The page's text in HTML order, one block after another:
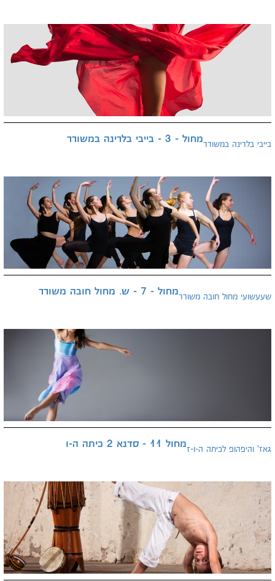
מחול - 3 - בייבי בלרינה במשוררבייבי בלרינה במשורר
מחול - 7 - ש. מחול חובה משוררשעעשועי מחול חובה משורר
מחול 11 - סדנא 2 כיתה ה-וגאז' והיפהופ לכיתה ה-ו-ז